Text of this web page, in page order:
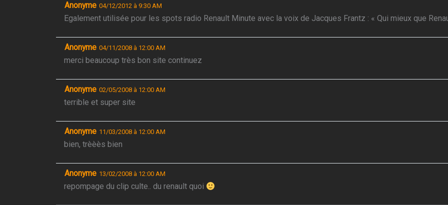
Anonyme 04/12/2012 à 9:30 AM
Egalement utilisée pour les spots radio Renault Minute avec la voix de Jacques Frantz : « Qui mieux que
Anonyme 04/11/2008 à 12:00 AM
merci beaucoup très bon site continuez
Anonyme 02/05/2008 à 12:00 AM
terrible et super site
Anonyme 11/03/2008 à 12:00 AM
bien, trèèès bien
Anonyme 13/02/2008 à 12:00 AM
repompage du clip culte.. du renault quoi